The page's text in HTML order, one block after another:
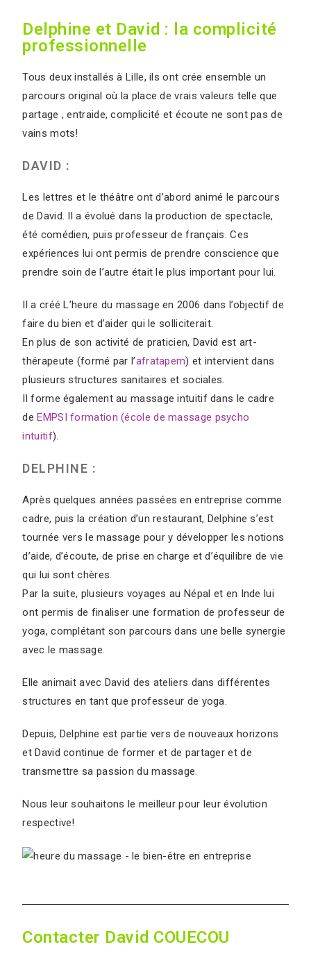
Delphine et David : la complicité
professionnelle
Tous deux installés à Lille, ils ont crée ensemble un
parcours original où la place de vrais valeurs telle que
partage , entraide, complicité et écoute ne sont pas de
vains mots!
DAVID :
Les lettres et le théâtre ont d’abord animé le parcours
de David. Il a évolué dans la production de spectacle,
été comédien, puis professeur de français. Ces
expériences lui ont permis de prendre conscience que
prendre soin de l’autre était le plus important pour lui.
Il a créé L’heure du massage en 2006 dans l’objectif de
faire du bien et d’aider qui le solliciterait.
En plus de son activité de praticien, David est art-
thérapeute (formé par l’afratapem) et intervient dans
plusieurs structures sanitaires et sociales.
Il forme également au massage intuitif dans le cadre
deEMPSI formation (école de massage psycho
intuitif).
DELPHINE :
Après quelques années passées en entreprise comme
cadre, puis la création d’un restaurant, Delphine s’est
tournée vers le massage pour y développer les notions
d’aide, d’écoute, de prise en charge et d’équilibre de vie
qui lui sont chères.
Par la suite, plusieurs voyages au Népal et en Inde lui
ont permis de finaliser une formation de professeur de
yoga, complétant son parcours dans une belle synergie
avec le massage.
Elle animait avec David des ateliers dans différentes
structures en tant que professeur de yoga.
Depuis, Delphine est partie vers de nouveaux horizons
et David continue de former et de partager et de
transmettre sa passion du massage.
Nous leur souhaitons le meilleur pour leur évolution
respective!
Contacter David COUECOU